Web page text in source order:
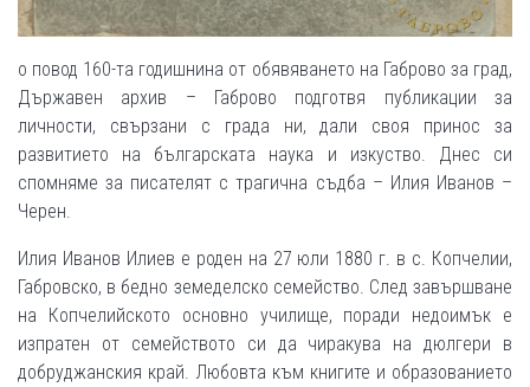
о повод 160-та годишнина от обявяването на Габровo за град,
Държавен архив – Габрово подготвя публикации за
личности, свързани с града ни, дали своя принос за
развитието на българската наука и изкуство. Днес си
спомняме за писателят с трагична съдба – Илия Иванов –
Черен.
Илия Иванов Илиев е роден на 27 юли 1880 г. в с. Копчелии,
Габровско, в бедно земеделско семейство. След завършване
на Копчелийското основно училище, поради недоимък е
изпратен от семейството си да чиракува на дюлгери в
добруджанския край. Любовта към книгите и образованието